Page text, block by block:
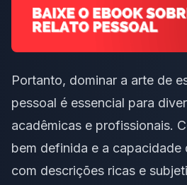
Portanto, dominar a arte de
pessoal é essencial para
acadêmicas e profissionais.
bem definida e a capacidade
com descrições ricas e